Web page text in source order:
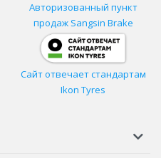
Авторизованный пункт
продаж Sangsin Brake
Сайт отвечает стандартам
Ikon Tyres